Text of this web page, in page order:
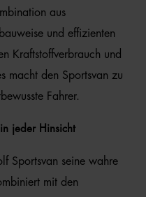
aus
und effizienten
Kraftstoffverbrauch und
macht den Sportsvan zu
Fahrer.
jeder Hinsicht
Sportsvan seine wahre
mit den